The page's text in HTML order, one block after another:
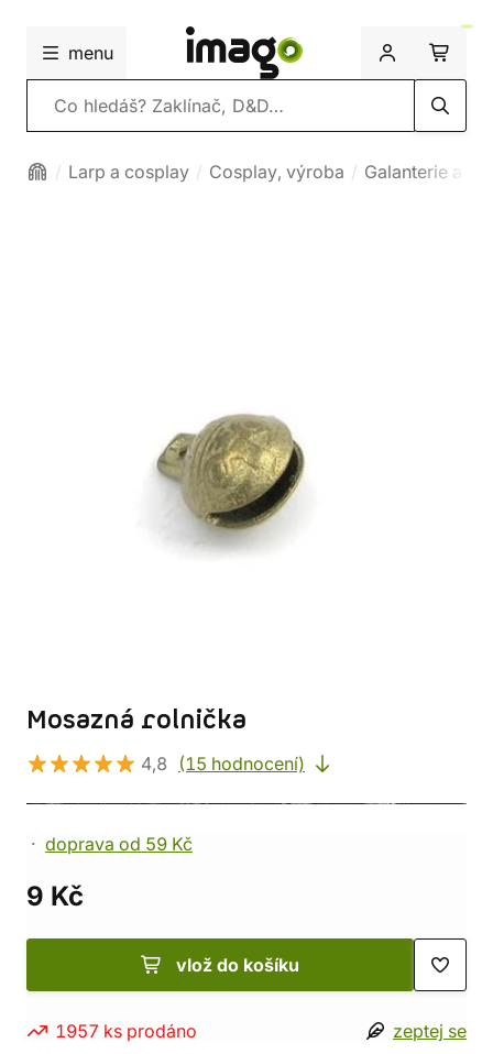
menu
Vyhledávání
Larp a cosplay Cosplay, výroba Galanterie a
Mosazná rolnička
4,8 (15 hodnocení)
doprava od 59 Kč
9 Kč
vlož do košíku
1957 ks prodáno zeptej se